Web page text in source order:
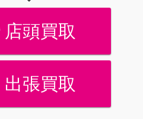
店頭買取
出張買取